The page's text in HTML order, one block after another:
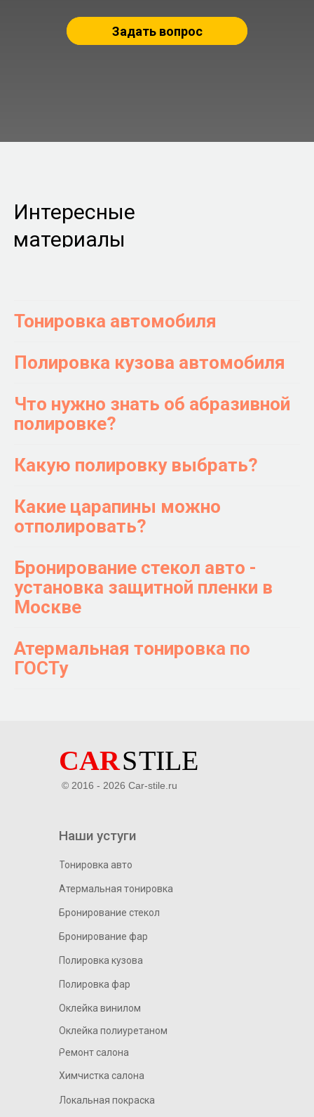
About us
Задать вопрос
Интересные
материалы
Тонировка автомобиля
Полировка кузова автомобиля
Что нужно знать об абразивной
полировке?
Какую полировку выбрать?
Какие царапины можно
отполировать?
Бронирование стекол авто -
установка защитной пленки в
Москве
Атермальная тонировка по
ГОСТу
Наши устуги
Тонировка авто
Атермальная тонировка
Бронирование стекол
Бронирование фар
Локальная покраска
Оклейка винилом
Оклейка полиуретаном
Химчистка салона
Полировка кузова
Полировка фар
Ремонт салона
© 2016 - 2026 Car-stile.ru